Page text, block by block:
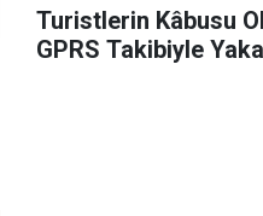
Turistlerin Kâbusu
GPRS Takibiyle